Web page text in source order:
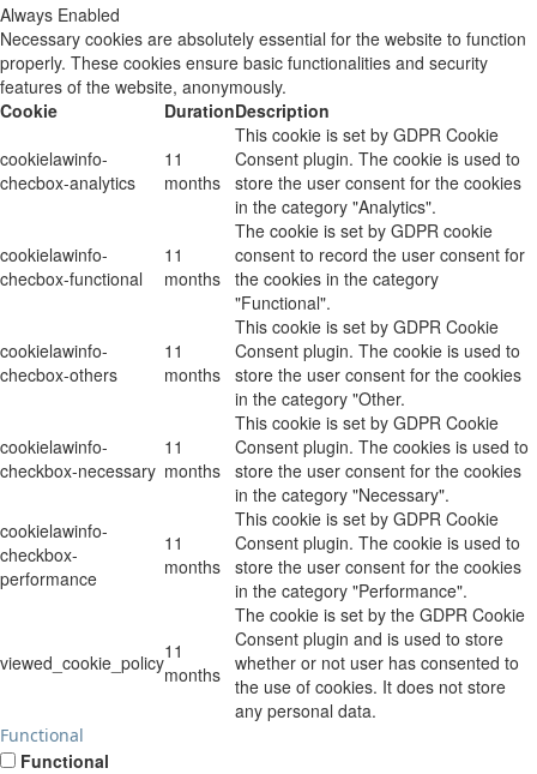
Always Enabled
Necessary cookies are absolutely essential for the website to function
properly. These cookies ensure basic functionalities and security
features of the website, anonymously.
Cookie
DurationDescription
cookielawinfo-
checbox-analytics
11
months
This cookie is set by GDPR Cookie
Consent plugin. The cookie is used to
store the user consent for the cookies
in the category "Analytics".
cookielawinfo-
checbox-functional
11
months
The cookie is set by GDPR cookie
consent to record the user consent for
the cookies in the category
"Functional".
cookielawinfo-
checbox-others
11
months
This cookie is set by GDPR Cookie
Consent plugin. The cookie is used to
store the user consent for the cookies
in the category "Other.
cookielawinfo-
checkbox-necessary
11
months
This cookie is set by GDPR Cookie
Consent plugin. The cookies is used to
store the user consent for the cookies
in the category "Necessary".
cookielawinfo-
checkbox-
performance
11
months
This cookie is set by GDPR Cookie
Consent plugin. The cookie is used to
store the user consent for the cookies
in the category "Performance".
viewed_cookie_policy11
months
The cookie is set by the GDPR Cookie
Consent plugin and is used to store
whether or not user has consented to
the use of cookies. It does not store
any personal data.
Functional
Functional